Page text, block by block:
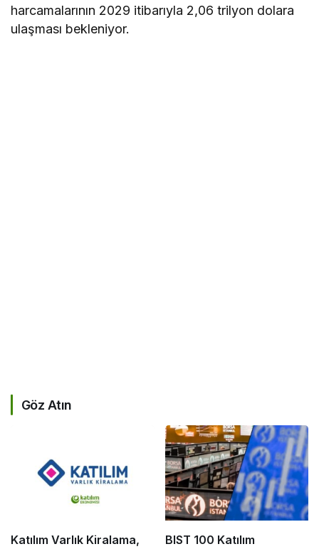
harcamalarının 2029 itibarıyla 2,06 trilyon dolara
ulaşması bekleniyor.
Göz Atın
Katılım Varlık Kiralama,
BIST 100 Katılım